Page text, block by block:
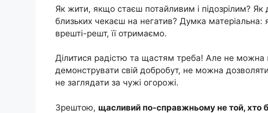
Як жити, якщо стаєш потайливим і підозрілим? Як
близьких чекаєш на негатив? Думка
врешті-решт, її отримаємо.
Ділитися радістю та щастям треба! Але не можна
демонструвати свій добробут, не можна
не заглядати за чужі огорожі.
Зрештою, щасливий по-справжньому не той, хто